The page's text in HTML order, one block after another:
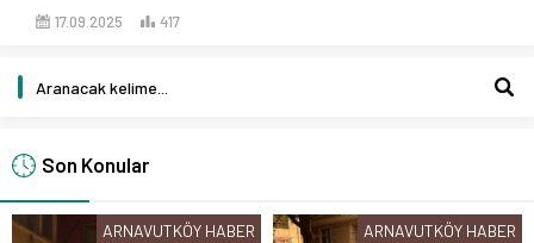
17.09.2025 417
Son Konular
ARNAVUTKÖY HABER ARNAVUTKÖY HABER